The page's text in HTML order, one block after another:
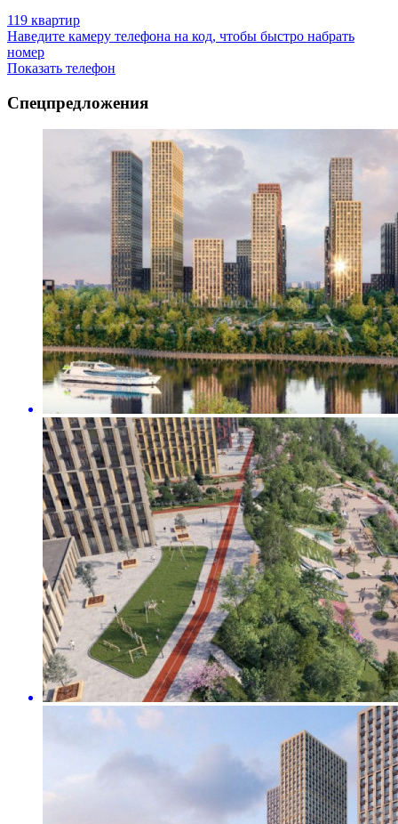
119 квартир
Наведите камеру телефона на код, чтобы быстро набрать
номер
Показать телефон
Спецпредложения